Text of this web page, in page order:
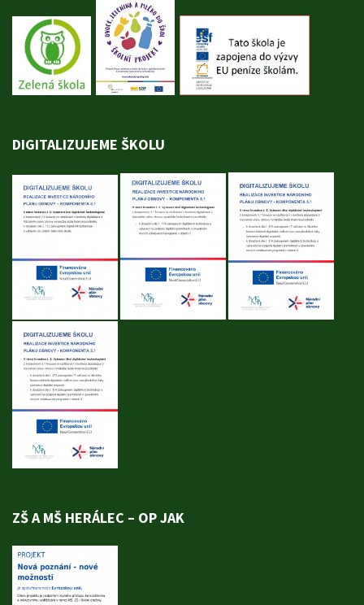
DIGITALIZUJEME ŠKOLU
ZŠ A MŠ HERÁLEC – OP JAK